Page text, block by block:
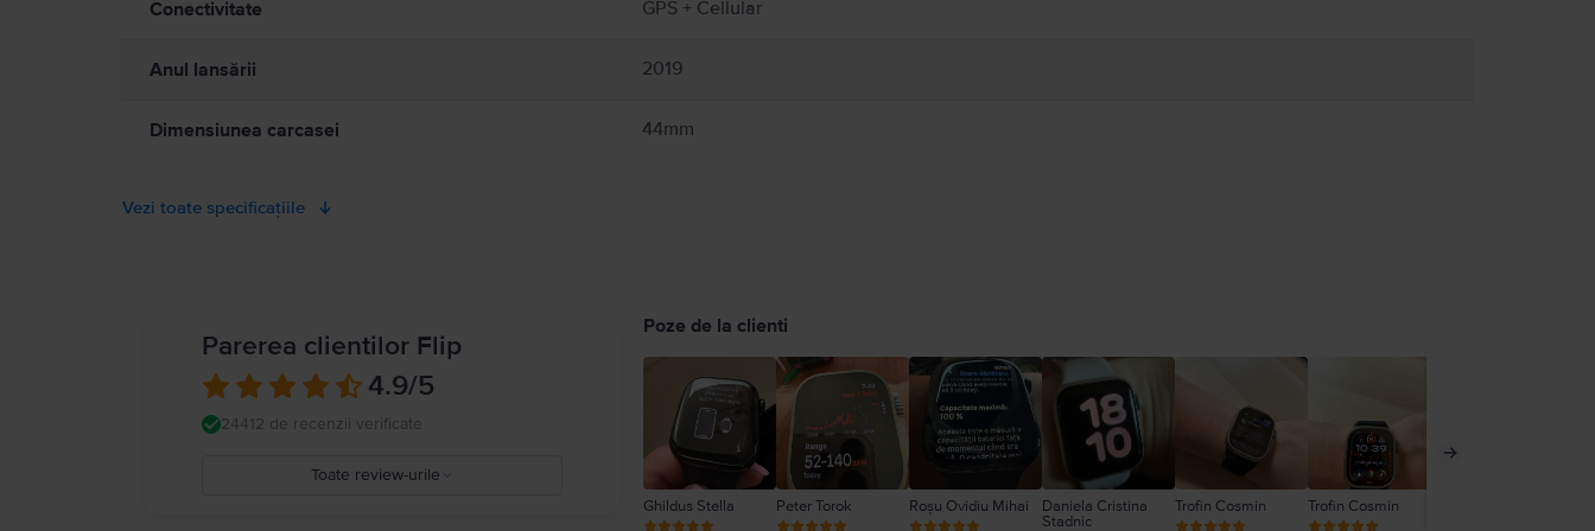
Conectivitate GPS + Cellular
Anul lansării 2019
Dimensiunea carcasei 44mm
Vezi toate specificațiile
Parerea clientilor Flip
4.9/5
24412 de recenzii verificate
Toate review-urile
Poze de la clienti
Ghildus Stella Peter Torok Roșu Ovidiu Mihai
Daniela Cristina
Stadnic
Trofin Cosmin Trofin Cosmin